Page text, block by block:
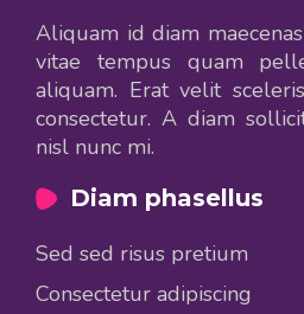
Aliquam id diam
vitae tempus quam
aliquam. Erat velit
consectetur. A diam
nisl nunc mi.
Diam phasellus
Sed sed risus pretium
Consectetur adipiscing